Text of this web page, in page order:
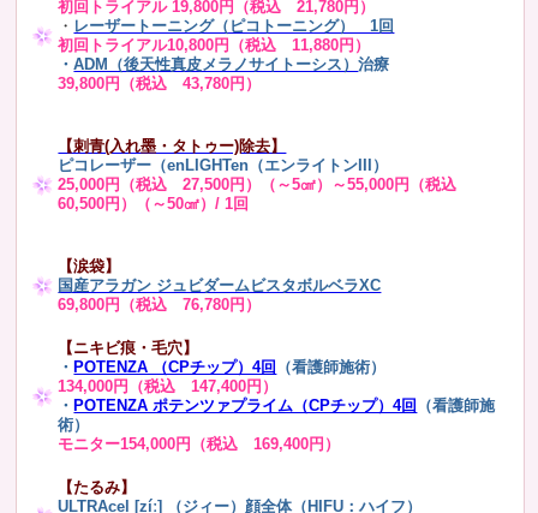
初回トライアル 19,800円（税込 21,780円）
・ レーザートーニング（ピコトーニング） 1回
初回トライアル10,800円（税込 11,880円）
・ADM（後天性真皮メラノサイトーシス）治療
39,800円（税込 43,780円）
【刺青(入れ墨・タトゥー)除去】
ピコレーザー（enLIGHTen（エンライトンIII）
25,000円（税込 27,500円）（～5㎠）～55,000円（税込
60,500円）（～50㎠）/ 1回
【涙袋】
国産アラガン ジュビダームビスタボルベラXC
69,800円（税込 76,780円）
【ニキビ痕・毛穴】
・ POTENZA （CPチップ）4回
（看護師施術）
134,000円（税込 147,400円）
・ POTENZA ポテンツァプライム（CPチップ）4回
（看護師施
術）
モニター154,000円（税込 169,400円）
【たるみ】
ULTRAcel [zíː] （ジィー）顔全体（HIFU：ハイフ）